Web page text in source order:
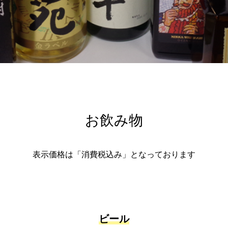
お飲み物
表示価格は「消費税込み」となっております
ビール